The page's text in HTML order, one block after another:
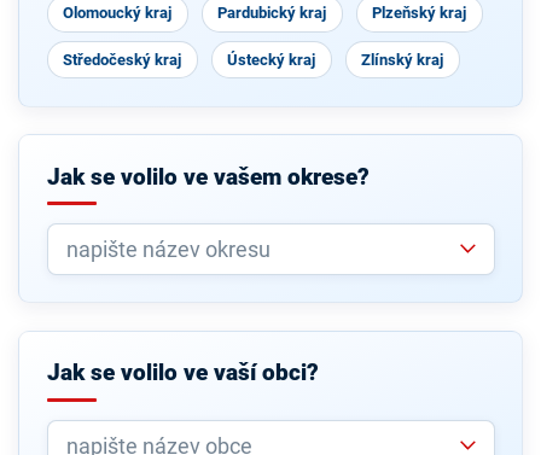
Olomoucký kraj Pardubický kraj Plzeňský kraj
Středočeský kraj Ústecký kraj Zlínský kraj
Jak se volilo ve vašem okrese?
Jak se volilo ve vaší obci?